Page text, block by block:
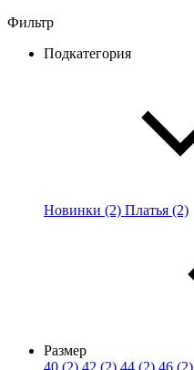
Фильтр
Подкатегория
Новинки (2) Платья (2)
Размер
40 (2) 42 (2) 44 (2) 46 (2)